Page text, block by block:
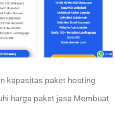
kapasitas paket hosting
harga paket jasa Membuat